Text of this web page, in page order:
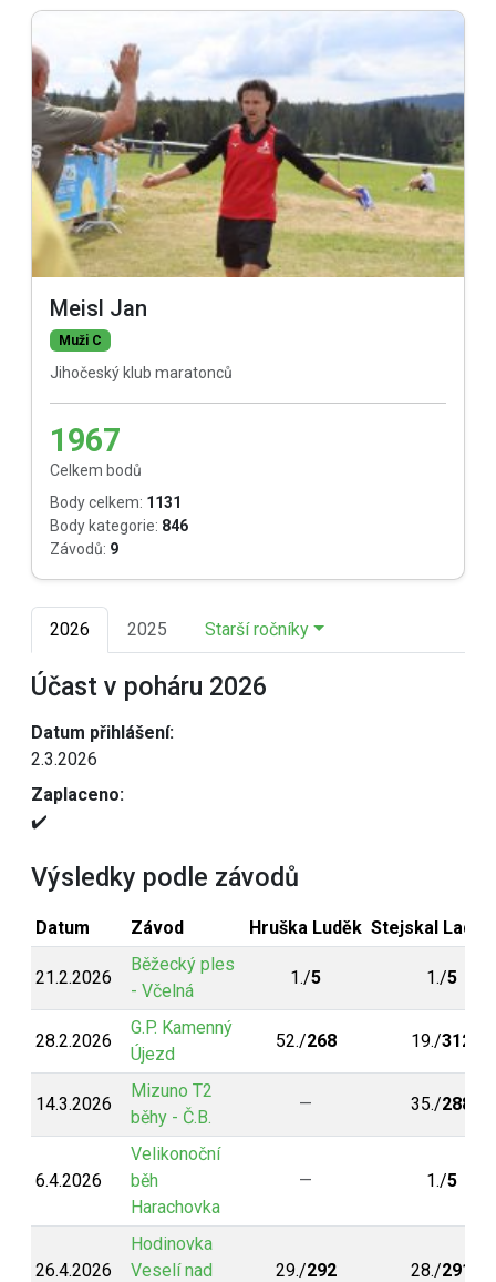
Meisl Jan
Muži C
Jihočeský klub maratonců
1967
Celkem bodů
Body celkem: 1131
Body kategorie: 846
Závodů: 9
2026 2025 Starší ročníky
Účast v poháru 2026
Datum přihlášení:
2.3.2026
Zaplaceno:
✔️
Výsledky podle závodů
Datum Závod Hruška Luděk Stejskal
21.2.2026
Běžecký ples
- Včelná
1./5 1./5
28.2.2026
G.P. Kamenný
Újezd
52./268 19./312
14.3.2026
Mizuno T2
běhy - Č.B.
— 35./288
6.4.2026
Velikonoční
běh
Harachovka
— 1./5
26.4.2026
Hodinovka
Veselí nad
29./292 28./291